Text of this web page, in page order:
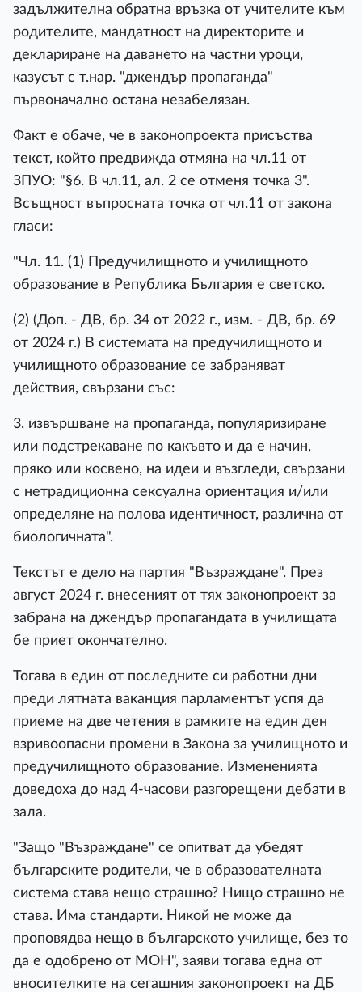
задължителна обратна връзка от учителите към
родителите, мандатност на директорите и
деклариране на даването на частни уроци,
казусът с т.нар. "джендър пропаганда"
първоначално остана незабелязан.
Факт е обаче, че в законопроекта присъства
текст, който предвижда отмяна на чл.11 от
ЗПУО: "§6. В чл.11, ал. 2 се отменя точка 3".
Всъщност въпросната точка от чл.11 от закона
гласи:
"Чл. 11. (1) Предучилищното и училищното
образование в Република България е светско.
(2) (Доп. - ДВ, бр. 34 от 2022 г., изм. - ДВ, бр. 69
от 2024 г.) В системата на предучилищното и
училищното образование се забраняват
действия, свързани със:
3. извършване на пропаганда, популяризиране
или подстрекаване по какъвто и да е начин,
пряко или косвено, на идеи и възгледи, свързани
с нетрадиционна сексуална ориентация и/или
определяне на полова идентичност, различна от
биологичната".
Текстът е дело на партия "Възраждане". През
август 2024 г. внесеният от тях законопроект за
забрана на джендър пропагандата в училищата
бе приет окончателно.
Тогава в един от последните си работни дни
преди лятната ваканция парламентът успя да
приеме на две четения в рамките на един ден
взривоопасни промени в Закона за училищното и
предучилищното образование. Измененията
доведоха до над 4-часови разгорещени дебати в
зала.
"Защо "Възраждане" се опитват да убедят
българските родители, че в образователната
система става нещо страшно? Нищо страшно не
става. Има стандарти. Никой не може да
проповядва нещо в българското училище, без то
да е одобрено от МОН", заяви тогава една от
вносителките на сегашния законопроект на ДБ